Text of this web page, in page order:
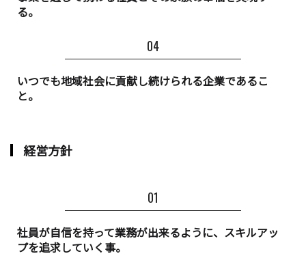
る。
いつでも地域社会に貢献し続けられる企業であるこ
と。
経営方針
社員が自信を持って業務が出来るように、スキルアッ
プを追求していく事。